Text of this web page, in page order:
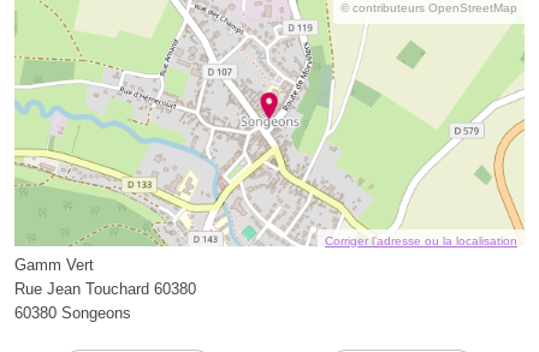
© contributeurs OpenStreetMap
Corriger l’adresse ou la localisation
Gamm Vert
Rue Jean Touchard 60380
60380 Songeons